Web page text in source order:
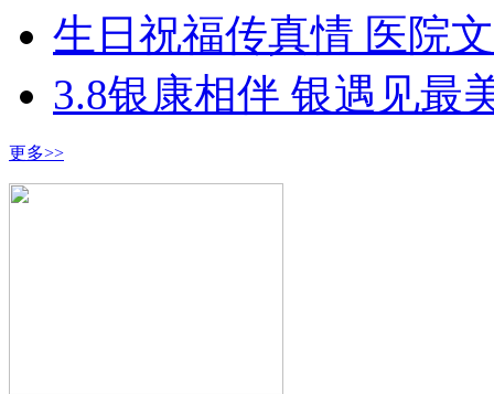
生日祝福传真情 医院
3.8银康相伴 银遇见最
更多>>